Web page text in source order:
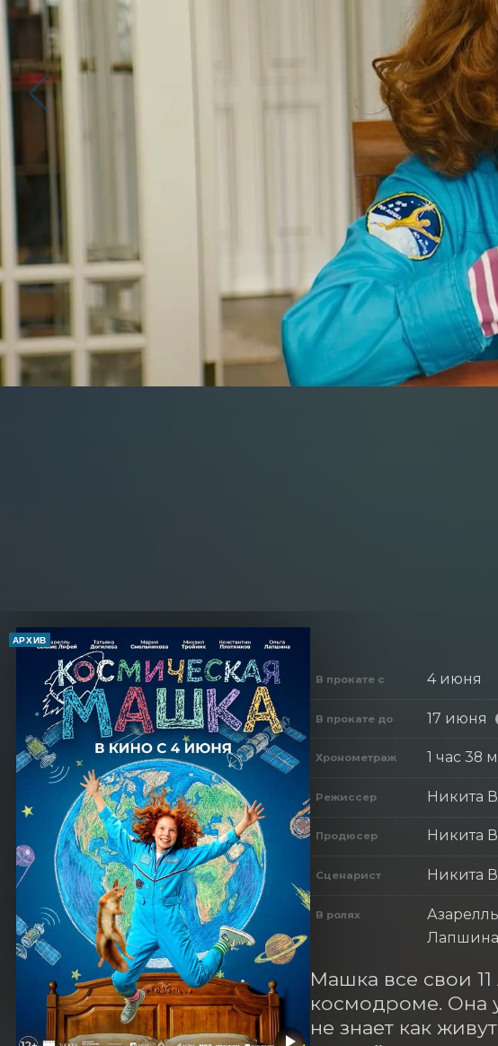
АРХИВ
В прокате с 4 июня
В прокате до 17 июня
Хронометраж 1 час 38
Режиссер Никита
Продюсер Никита
Сценарист Никита
В ролях
Машка все свои
космодроме. Она
не знает как